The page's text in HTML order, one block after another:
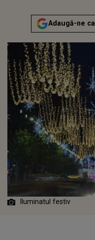
Adaugă-ne
Iluminatul festiv